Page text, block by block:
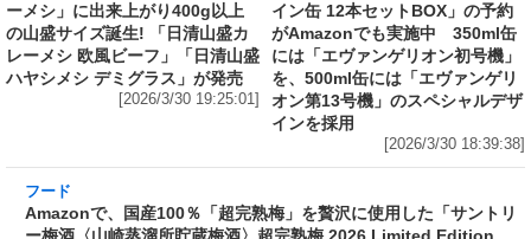
ハヤシメシ デミグラス」が発売
[2026/3/30 19:25:01]
を、500ml缶には「エヴァンゲリ
オン第13号機」のスペシャルデザ
インを採用
[2026/3/30 18:39:38]
Amazonで、国産100％「超完熟梅」を贅沢に使用した「サントリ
ー梅酒〈山崎蒸溜所貯蔵梅酒〉超完熟梅 2026 Limited Edition
750ml」の予約受付中 『桃を想起させる芳醇な香りと味わい』
[2026/3/30 18:02:19]